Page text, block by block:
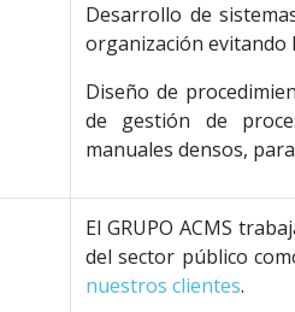
Desarrollo de
organización evitando
Diseño de
de gestión de
manuales densos,
El GRUPO ACMS
del sector público
nuestros clientes.